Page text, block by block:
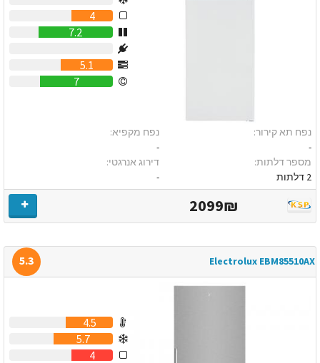
4
7.2
5.1
7
נפח תא קירור:
-
מספר דלתות:
2 דלתות
נפח מקפיא:
-
דירוג אנרגטי:
-
2099₪
Electrolux EBM85510AX
5.3
4.5
5.7
4